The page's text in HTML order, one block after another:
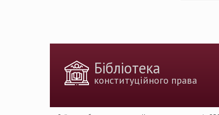
Голова
Бібліотека
конституційного права